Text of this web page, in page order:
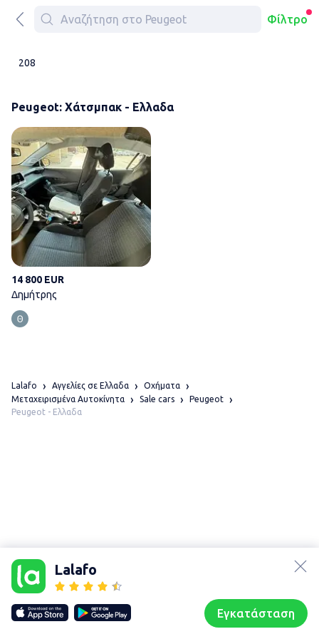
Φίλτρο
208
Peugeot: Χάτσμπακ - Ελλαδα
14 800 EUR
Δημήτρης
Lalafo
Εγκατάσταση
Lalafo Αγγελίες σε Ελλαδα
Οχήματα
Μεταχειρισμένα Αυτοκίνητα
Sale cars
Peugeot
Peugeot - Ελλαδα
Our websites
lalafo.kg
lalafo.rs
lalafo.pl
Sitemap
Συζητήσεις Προφίλ